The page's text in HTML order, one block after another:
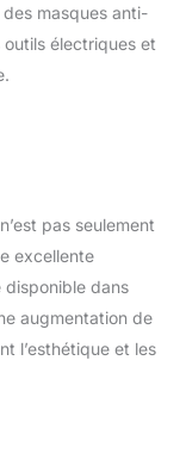
masques anti-
électriques et
pas seulement
excellente
disponible dans
augmentation de
l’esthétique et les